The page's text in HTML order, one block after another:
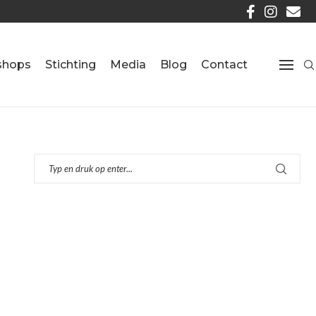
Stichting Media Blog Contact